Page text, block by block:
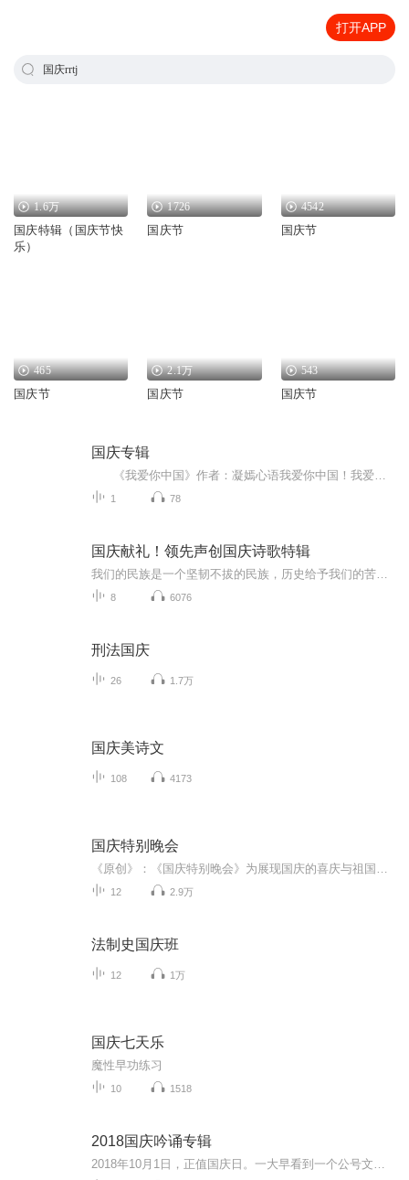
打开APP
国庆rrtj
1.6万
国庆特辑（国庆节快
乐）
1726
国庆节
4542
国庆节
465
国庆节
2.1万
国庆节
543
国庆节
国庆专辑
1 78
国庆献礼！领先声创国庆诗歌特辑
8 6076
刑法国庆
26 1.7万
国庆美诗文
108 4173
国庆特别晚会
12 2.9万
法制史国庆班
12 1万
国庆七天乐
魔性早功练习
10 1518
2018国庆吟诵专辑